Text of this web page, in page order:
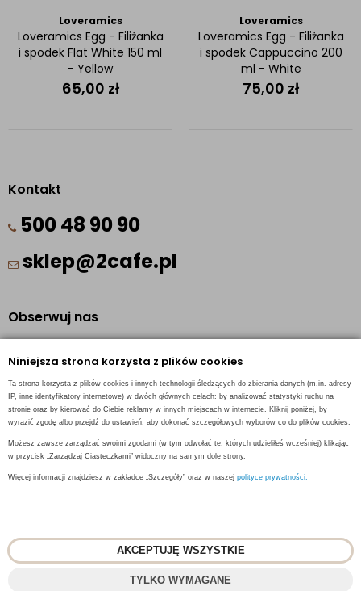
Niniejsza strona korzysta z plików cookies
Ta strona korzysta z plików cookies i innych technologii śledzących do zbierania danych (m.in. adresy
IP, inne identyfikatory internetowe) w dwóch głównych celach: by analizować statystyki ruchu na
stronie oraz by kierować do Ciebie reklamy w innych miejscach w internecie. Kliknij poniżej, by
wyrazić zgodę albo przejdź do ustawień, aby dokonać szczegółowych wyborów co do plików cookies.
Możesz zawsze zarządzać swoimi zgodami (w tym odwołać te, których udzieliłeś wcześniej) klikając
w przycisk „Zarządzaj Ciasteczkami” widoczny na samym dole strony.
Więcej informacji znajdziesz w zakładce „Szczegóły” oraz w naszej polityce prywatności.
AKCEPTUJĘ WSZYSTKIE
TYLKO WYMAGANE
Loveramics
Loveramics Egg - Filiżanka
i spodek Flat White 150 ml
- Yellow
65,00 zł
Loveramics
Loveramics Egg - Filiżanka
i spodek Cappuccino 200
ml - White
75,00 zł
Kontakt
500 48 90 90
sklep@2cafe.pl
Obserwuj nas
Instagram
INFORMACJE KONTAKTOWE
© 20182CAFE- Fresh Roasted Coffee
Projekt i oprogramowanie sklepu:ebexo